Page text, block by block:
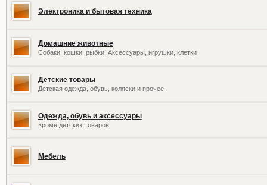
Электроника и бытовая техника
Домашние животные
Собаки, кошки, рыбки. Аксессуары, игрушки, клетки
Детские товары
Детская одежда, обувь, коляски и прочее
Одежда, обувь и аксессуары
Кроме детских товаров
Мебель